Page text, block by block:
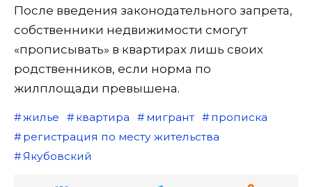
После введения законодательного запрета,
собственники недвижимости смогут
«прописывать» в квартирах лишь своих
родственников, если норма по
жилплощади превышена.
жилье квартира мигрант
прописка
регистрация по месту жительства
Якубовский